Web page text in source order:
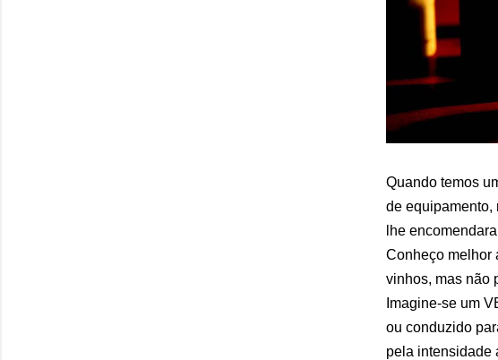
Quando temos
de equipamento,
lhe
Conheço melhor
vinhos, mas não
Imagine-se um
ou conduzido
pela intensidade